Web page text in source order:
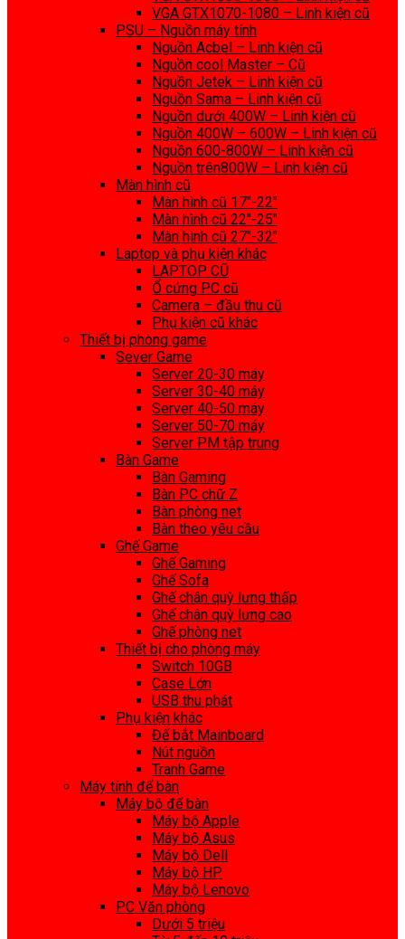
VGA GTX1070-1080 – Linh kiện cũ
PSU – Nguồn máy tính
Nguồn Acbel – Linh kiện cũ
Nguồn cool Master – Cũ
Nguồn Jetek – Linh kiện cũ
Nguồn Sama – Linh kiện cũ
Nguồn dưới 400W – Linh kiện cũ
Nguồn 400W – 600W – Linh kiện cũ
Nguồn 600-800W – Linh kiện cũ
Nguồn trên800W – Linh kiện cũ
Màn hình cũ
Màn hình cũ 17″-22″
Màn hình cũ 22″-25″
Màn hình cũ 27″-32″
Laptop và phụ kiện khác
LAPTOP CŨ
Ổ cứng PC cũ
Camera – đầu thu cũ
Phụ kiện cũ khác
Thiết bị phòng game
Sever Game
Server 20-30 máy
Server 30-40 máy
Server 40-50 máy
Server 50-70 máy
Server PM tập trung
Bàn Game
Bàn Gaming
Bàn PC chữ Z
Bàn phòng net
Bàn theo yêu cầu
Ghế Game
Ghế Gaming
Ghế Sofa
Ghế chân quỳ lưng thấp
Ghế chân quỳ lưng cao
Ghế phòng net
Thiết bị cho phòng máy
Switch 10GB
Case Lớn
USB thu phát
Phụ kiện khác
Đế bắt Mainboard
Nút nguồn
Tranh Game
Máy tính để bàn
Máy bộ để bàn
Máy bộ Apple
Máy bộ Asus
Máy bộ Dell
Máy bộ HP
Máy bộ Lenovo
PC Văn phòng
Dưới 5 triệu